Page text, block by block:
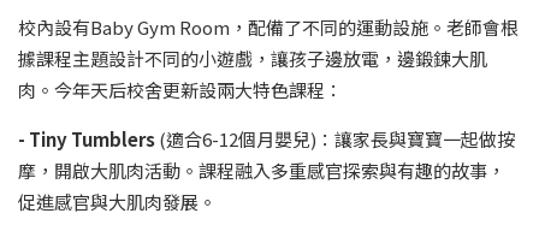
校內設有Baby Gym Room，配備了不同的運動設施。老師會根
據課程主題設計不同的小遊戲，讓孩子邊放電，邊鍛鍊大肌
肉。今年天后校舍更新設兩大特色課程：
- Tiny Tumblers(適合6-12個月嬰兒)：讓家長與寶寶一起做按
摩，開啟大肌肉活動。課程融入多重感官探索與有趣的故事，
促進感官與大肌肉發展。